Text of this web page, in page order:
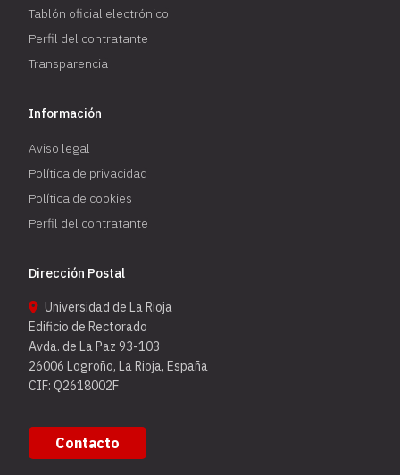
Tablón oficial electrónico
Perfil del contratante
Transparencia
Información
Aviso legal
Política de privacidad
Política de cookies
Perfil del contratante
Dirección Postal
Universidad de La Rioja
Edificio de Rectorado
Avda. de La Paz 93-103
26006 Logroño, La Rioja, España
CIF: Q2618002F
Contacto